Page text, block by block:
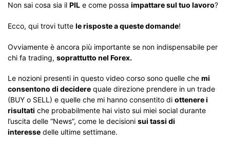
Non sai cosa sia il PIL e come possa impattare sul tuo lavoro?
Ecco, qui trovi tutte le risposte a queste domande!
Ovviamente è ancora più importante se non indispensabile per
chi fa trading, soprattutto nel Forex.
Le nozioni presenti in questo video corso sono quelle che mi
consentono di decidere quale direzione prendere in un trade
(BUY o SELL) e quelle che mi hanno consentito di ottenere i
risultati che probabilmente hai visto sui miei social durante
l’uscita delle “News”, come le decisioni sui tassi di
interesse delle ultime settimane.